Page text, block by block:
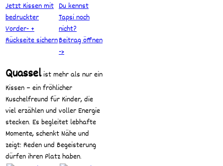
Jetzt Kissen mit
bedruckter
Vorder- +
Rückseite sichern
Du kennst
Tapsi noch
nicht?
Beitrag öffnen
->
Quasselist mehr als nur ein
Kissen – ein fröhlicher
Kuschelfreund für Kinder, die
viel erzählen und voller Energie
stecken. Es begleitet lebhafte
Momente, schenkt Nähe und
zeigt: Reden und Begeisterung
dürfen ihren Platz haben.